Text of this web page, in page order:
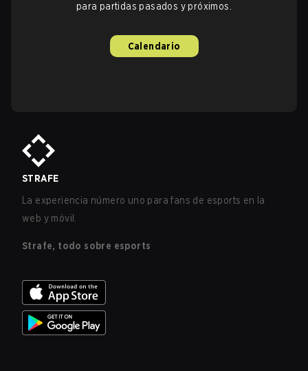
para partidas pasados y próximos.
Calendario
STRAFE
La experiencia número uno para fans de esports en la
web y móvil.
Strafe, todo sobre esports